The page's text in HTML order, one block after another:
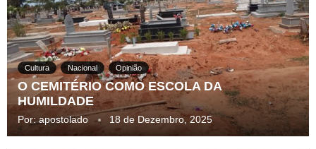
Cultura Nacional Opinião
O CEMITÉRIO COMO ESCOLA DA
HUMILDADE
Por:apostolado 18 de Dezembro, 2025